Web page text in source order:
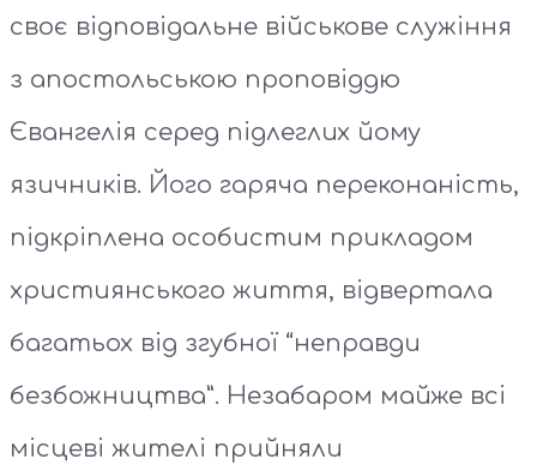
своє відповідальне військове служіння
з апостольською проповіддю
Євангелія серед підлеглих йому
язичників. Його гаряча переконаність,
підкріплена особистим прикладом
християнського життя, відвертала
багатьох від згубної “неправди
безбожництва”. Незабаром майже всі
місцеві жителі прийняли